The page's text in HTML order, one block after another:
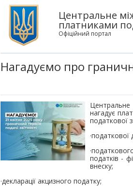
Центральне
платниками
Офіційний портал
Нагадуємо про
нагадує
податкової
·податкової
податків -
внеску;
·декларації акцизного податку;